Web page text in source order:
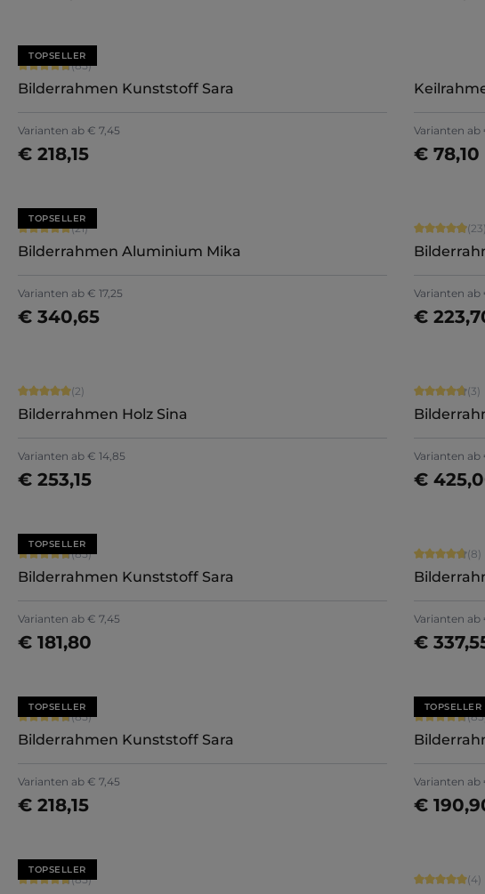
TOPSELLER
Durchschnittliche Bewertung von 4.71 von 5 Sternen
(85)
Bilderrahmen Kunststoff Sara
Varianten ab € 7,45
€ 218,15
Jetzt konfigurieren
Varianten ab
€ 78,10
Details
TOPSELLER
Durchschnittliche Bewertung von 5 von 5 Sternen
(21)
Bilderrahmen Aluminium Mika
Varianten ab € 17,25
€ 340,65
Jetzt konfigurieren
(23)
Varianten ab
€ Jetzt
Durchschnittliche Bewertung von 5 von 5 Sternen
(2)
Bilderrahmen Holz Sina
Varianten ab € 14,85
€ 253,15
Jetzt konfigurieren
(3)
Varianten ab
€ Jetzt
TOPSELLER
Durchschnittliche Bewertung von 4.71 von 5 Sternen
(85)
Bilderrahmen Kunststoff Sara
Varianten ab € 7,45
€ 181,80
Jetzt konfigurieren
(8)
Varianten ab
€ Jetzt
TOPSELLER
Durchschnittliche Bewertung von 4.71 von 5 Sternen
(85)
Bilderrahmen Kunststoff Sara
Varianten ab € 7,45
€ 218,15
Jetzt konfigurieren
TOPSELLER
Varianten ab
€ Jetzt
TOPSELLER
Durchschnittliche Bewertung von 4.71 von 5 Sternen
(85) (4)